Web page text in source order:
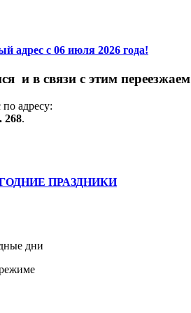
адрес с 06 июля 2026 года!
и в связи с этим переезжаем
по адресу:
268.
ПРАЗДНИКИ
дни